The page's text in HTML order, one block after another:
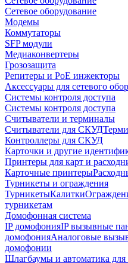
Сетевое оборудование
Модемы
Коммутаторы
SFP модули
Медиаконвертеры
Грозозащита
Репитеры и PoE инжекторы
Аксессуары для сетевого
Системы контроля доступа
Системы контроля доступа
Считыватели и терминалы
Считыватели для СКУД
Контроллеры для СКУД
Карточки и другие
Принтеры для карт и
Карточные принтеры
Турникеты и ограждения
ТурникетыКалитки
турникетам
Домофонная система
IP домофонияIP вызывные
домофонияАналоговые
домофонии
Шлагбаумы и автоматика для